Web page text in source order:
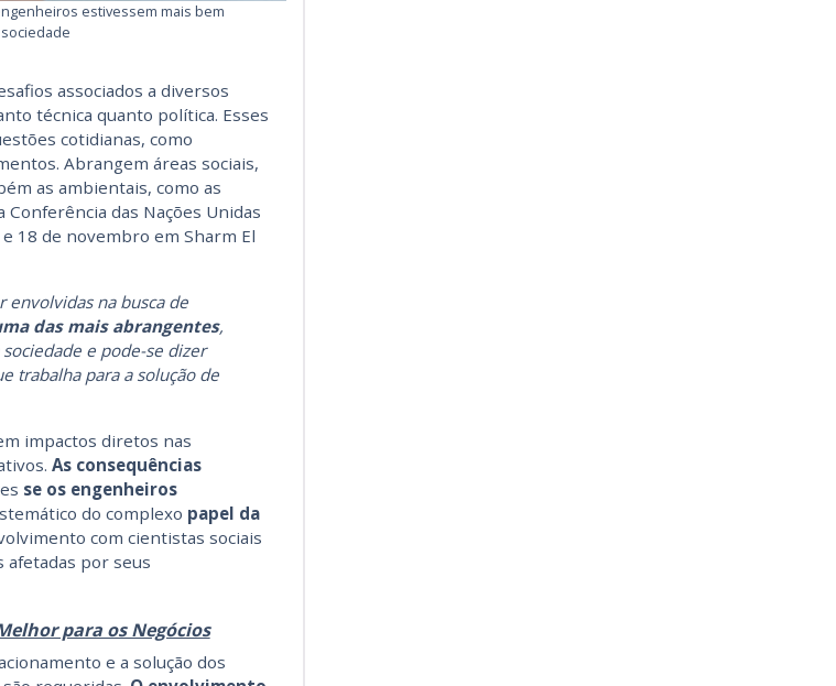
estivessem mais bem
associados a diversos
técnica quanto política. Esses
cotidianas, como
Abrangem áreas sociais,
as ambientais, como as
das Nações Unidas
18 de novembro em Sharm El
envolvidas na busca de
das mais abrangentes,
e pode-se dizer
trabalha para a solução de
impactos diretos nas
As consequências
se os engenheiros
do complexo papel da
com cientistas sociais
afetadas por seus
para os Negócios
e a solução dos